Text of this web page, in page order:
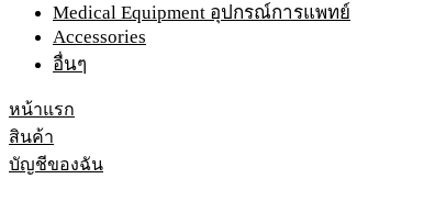
Medical Equipment อุปกรณ์การแพทย์
Accessories
อื่นๆ
หน้าแรก
สินค้า
บัญชีของฉัน